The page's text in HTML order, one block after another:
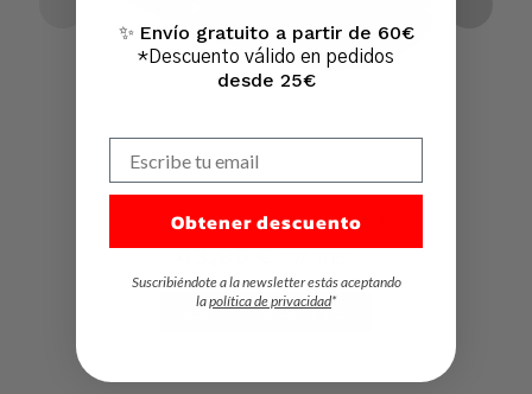
Zueco de piel de serraje hombre
43,95€
Seleccionar Opciones
✨ Envío gratuito a partir de 60€
*Descuento válido en pedidos
desde 25€
Obtener descuento
Suscribiéndote a la newsletter estás aceptando
lapolítica de privacidad*